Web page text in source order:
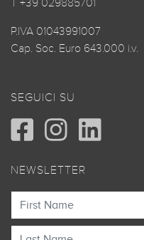
T +39 029885701
P.IVA 01043991007
Cap. Soc. Euro 643.000 i.v.
SEGUICI SU
NEWSLETTER